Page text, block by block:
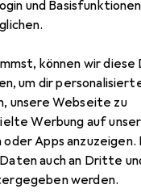
und
können wir
um dir
unsere Webseite zu
Werbung auf
Apps anzuzeigen.
auch an Dritte
werden.